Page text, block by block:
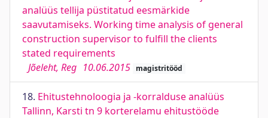
analüüs tellija püstitatud eesmärkide
saavutamiseks. Working time analysis of general
construction supervisor to fulfill the clients
stated requirements
Jõeleht, Reg 10.06.2015 magistritööd
18. Ehitustehnoloogia ja -korralduse analüüs
Tallinn, Karsti tn 9 korterelamu ehitustööde